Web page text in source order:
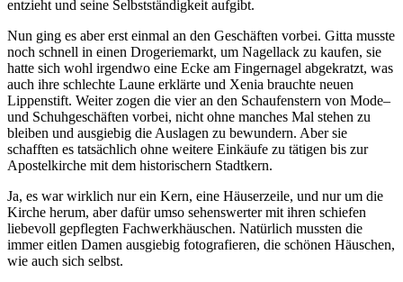
entzieht und seine Selbstständigkeit aufgibt.
Nun ging es aber erst einmal an den Geschäften vorbei. Gitta musste
noch schnell in einen Drogeriemarkt, um Nagellack zu kaufen, sie
hatte sich wohl irgendwo eine Ecke am Fingernagel abgekratzt, was
auch ihre schlechte Laune erklärte und Xenia brauchte neuen
Lippenstift. Weiter zogen die vier an den Schaufenstern von Mode–
und Schuhgeschäften vorbei, nicht ohne manches Mal stehen zu
bleiben und ausgiebig die Auslagen zu bewundern. Aber sie
schafften es tatsächlich ohne weitere Einkäufe zu tätigen bis zur
Apostelkirche mit dem historischern Stadtkern.
Ja, es war wirklich nur ein Kern, eine Häuserzeile, und nur um die
Kirche herum, aber dafür umso sehenswerter mit ihren schiefen
liebevoll gepflegten Fachwerkhäuschen. Natürlich mussten die
immer eitlen Damen ausgiebig fotografieren, die schönen Häuschen,
wie auch sich selbst.